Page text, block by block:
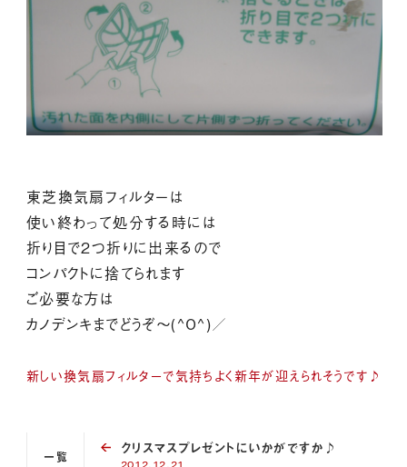
東芝換気扇フィルターは
使い終わって処分する時には
折り目で2つ折りに出来るので
コンパクトに捨てられます
ご必要な方は
カノデンキまでどうぞ～(^O^)／
新しい換気扇フィルターで気持ちよく新年が迎えられそうです♪
一覧 クリスマスプレゼントにいかがですか♪